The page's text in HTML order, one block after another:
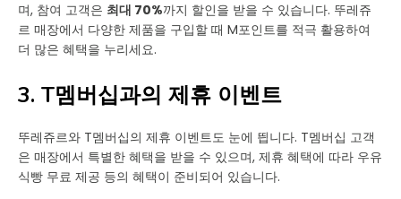
며, 참여 고객은 최대 70%까지 할인을 받을 수 있습니다. 뚜레쥬
르 매장에서 다양한 제품을 구입할 때 M포인트를 적극 활용하여
더 많은 혜택을 누리세요.
3. T멤버십과의 제휴 이벤트
뚜레쥬르와 T멤버십의 제휴 이벤트도 눈에 띕니다. T멤버십 고객
은 매장에서 특별한 혜택을 받을 수 있으며, 제휴 혜택에 따라 우유
식빵 무료 제공 등의 혜택이 준비되어 있습니다.